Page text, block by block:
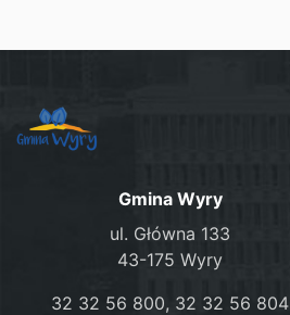
Gmina Wyry
ul. Główna 133
43-175 Wyry
32 32 56 800, 32 32 56 804